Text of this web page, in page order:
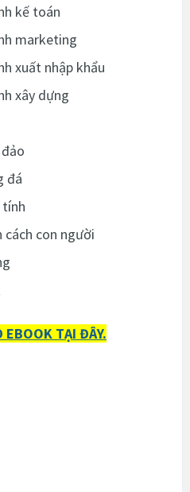
kế toán
marketing
xuất nhập khẩu
xây dựng
đá
tính
con người
EBOOK TẠI ĐÂY.